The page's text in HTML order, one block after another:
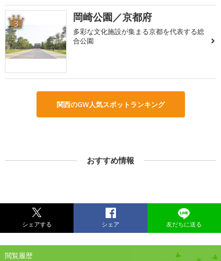
3 岡崎公園／京都府
多彩な文化施設が集まる京都を代表する総
合公園
関西のGW人気スポットランキング
おすすめ情報
シェアする シェア 友だちに送る
閲覧履歴